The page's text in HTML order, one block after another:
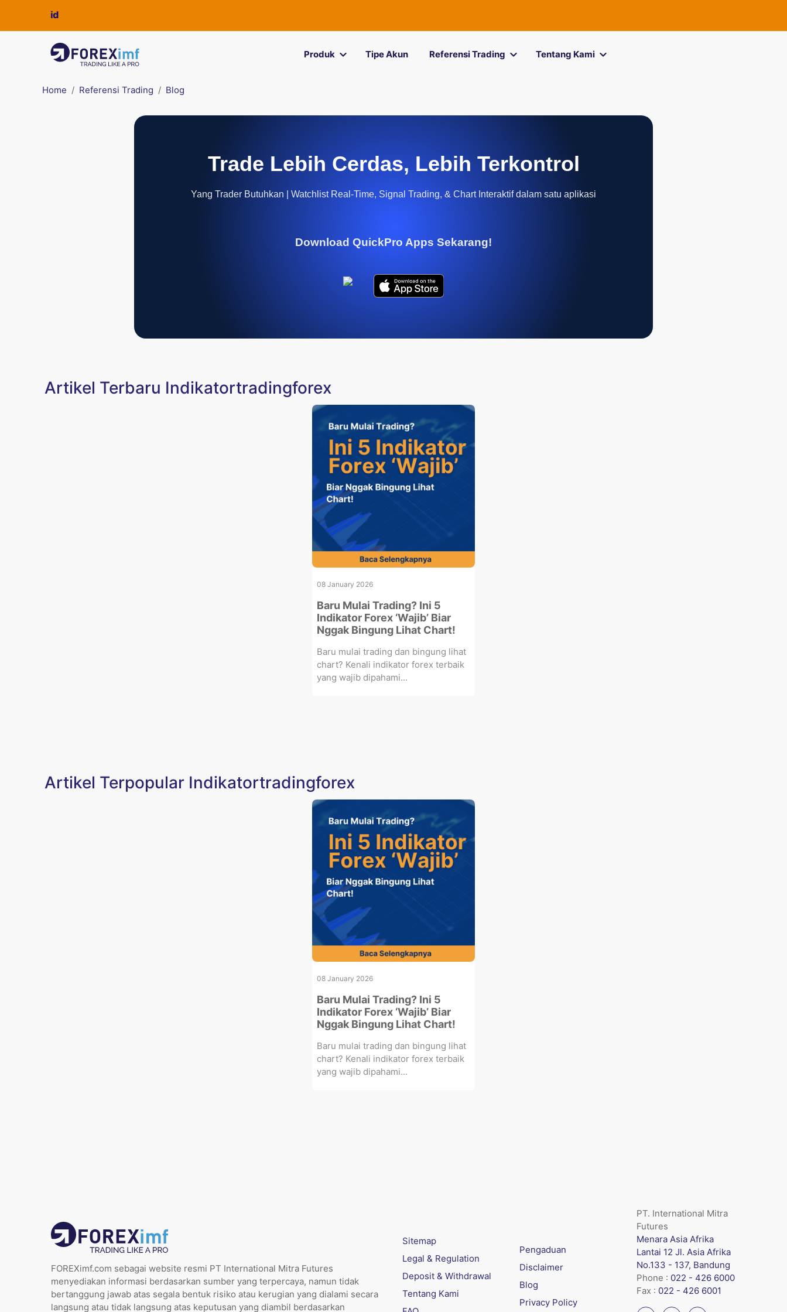
Produk Tipe Akun Referensi Trading Tentang Kami
Home Referensi Trading Blog
Trade Lebih Cerdas, Lebih Terkontrol
Yang Trader Butuhkan | Watchlist Real-Time, Signal Trading, & Chart Interaktif dalam satu aplikasi
Download QuickPro Apps Sekarang!
Artikel Terbaru Indikatortradingforex
08 January 2026
Baru Mulai Trading? Ini 5
Indikator Forex ‘Wajib’ Biar
Nggak Bingung Lihat Chart!
Baru mulai trading dan bingung lihat
chart? Kenali indikator forex terbaik
yang wajib dipahami...
Artikel Terpopular Indikatortradingforex
08 January 2026
Baru Mulai Trading? Ini 5
Indikator Forex ‘Wajib’ Biar
Nggak Bingung Lihat Chart!
Baru mulai trading dan bingung lihat
chart? Kenali indikator forex terbaik
yang wajib dipahami...
FOREXimf.com sebagai website resmi PT International Mitra Futures
menyediakan informasi berdasarkan sumber yang terpercaya, namun tidak
bertanggung jawab atas segala bentuk risiko atau kerugian yang dialami secara
langsung atau tidak langsung atas keputusan yang diambil berdasarkan
Sitemap
Legal & Regulation
Deposit & Withdrawal
Tentang Kami
Pengaduan
Disclaimer
Blog
Privacy Policy
PT. International Mitra
Futures
Menara Asia Afrika
Lantai 12 Jl. Asia Afrika
No.133 - 137, Bandung
Phone : 022 - 426 6000
Fax : 022 - 426 6001